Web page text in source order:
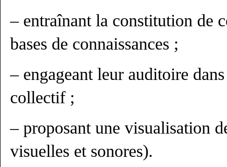
– entraînant la constitution de
bases de connaissances ;
– engageant leur auditoire
collectif ;
– proposant une visualisation
visuelles et sonores).